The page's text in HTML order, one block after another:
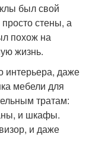
был свой
стены, а
похож на
жизнь.
интерьера, даже
мебели для
тратам:
и шкафы.
и даже